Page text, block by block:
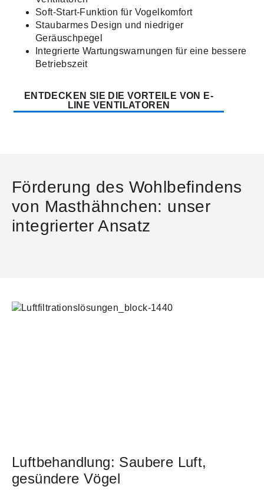
Soft-Start-Funktion für Vogelkomfort
Staubarmes Design und niedriger
Geräuschpegel
Integrierte Wartungswarnungen für eine bessere
Betriebszeit
ENTDECKEN SIE DIE VORTEILE VON E-
LINE VENTILATOREN
Förderung des Wohlbefindens
von Masthähnchen: unser
integrierter Ansatz
Luftbehandlung: Saubere Luft,
gesündere Vögel